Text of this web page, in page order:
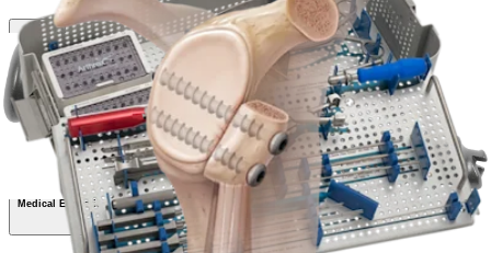
Produkt
SchulterKnieEllenbogenSchulterendoprothetik Hand und HandgelenkFuß
und SprunggelenkHüfteOrthobiologieHerz-ThoraxchirurgieCardiothoracic
Surgery Bildgebung & Resektion
Medical Education